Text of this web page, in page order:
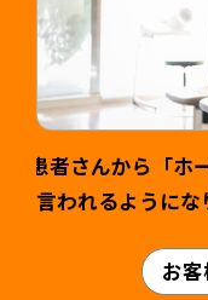
患者さんから「ホ
言われるように
お